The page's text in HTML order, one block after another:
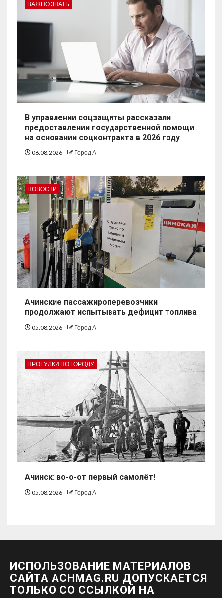
ВАЖНО ЗНАТЬ
В управлении соцзащиты рассказали
предоставлении государственной помощи
на основании соцконтракта в 2026 году
06.08.2026 Город А
НОВОСТИ
Ачинские пассажироперевозчики
продолжают испытывать дефицит топлива
05.08.2026 Город А
ПРОГУЛКИ ПО ГОРОДУ
Ачинск: во-о-от первый самолёт!
05.08.2026 Город А
ИСПОЛЬЗОВАНИЕ МАТЕРИАЛОВ
САЙТА ACHMAG.RU ДОПУСКАЕТСЯ
ТОЛЬКО СО ССЫЛКОЙ НА